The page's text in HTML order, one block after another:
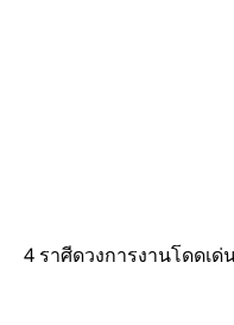
4 ราศีดวงการงานโดดเ